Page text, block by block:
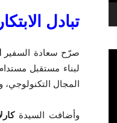
تبادل
صرّح سعادة السفير
لبناء مستقبل
المجال التكنولوجي،
وأضافت السيدة